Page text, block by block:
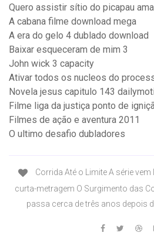
Quero assistir sítio do picapau
A cabana filme download mega
A era do gelo 4 dublado download
Baixar esqueceram de mim 3
John wick 3 capacity
Ativar todos os nucleos do
Novela jesus capitulo 143
Filme liga da justiça ponto de
Filmes de ação e aventura 2011
O ultimo desafio dubladores
Corrida Até o Limite A série
curta-metragem O Surgimento das
passa cerca de três anos depois